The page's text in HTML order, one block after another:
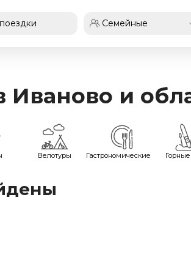
и
Велотуры Гастрономические